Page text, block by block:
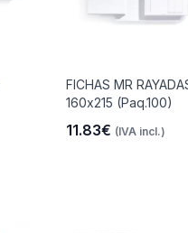
FICHAS MR
160x215 (Paq.100)
11.83€ (IVA incl.)